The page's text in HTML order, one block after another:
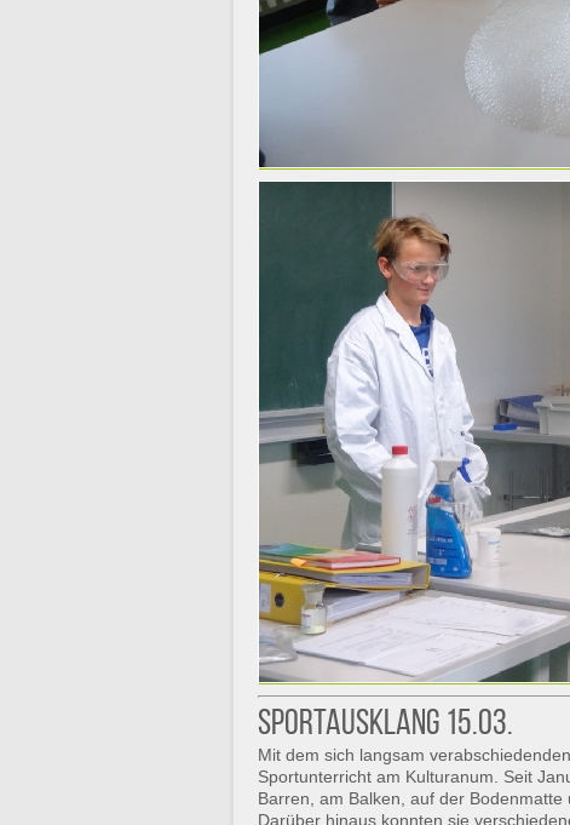
Sportausklang 15.03.
Mit dem sich langsam
Sportunterricht am Kulturanum. Seit
Barren, am Balken, auf der
Darüber hinaus konnten sie